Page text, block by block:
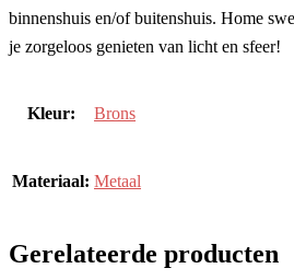
binnenshuis en/of buitenshuis. Home
je zorgeloos genieten van licht en sfeer!
Kleur: Brons
Materiaal: Metaal
Gerelateerde producten